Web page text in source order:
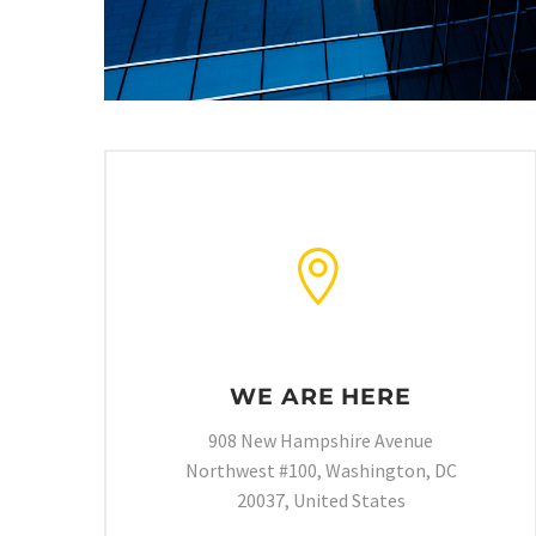


WE ARE HERE
908 New Hampshire Avenue
Northwest #100, Washington, DC
20037, United States